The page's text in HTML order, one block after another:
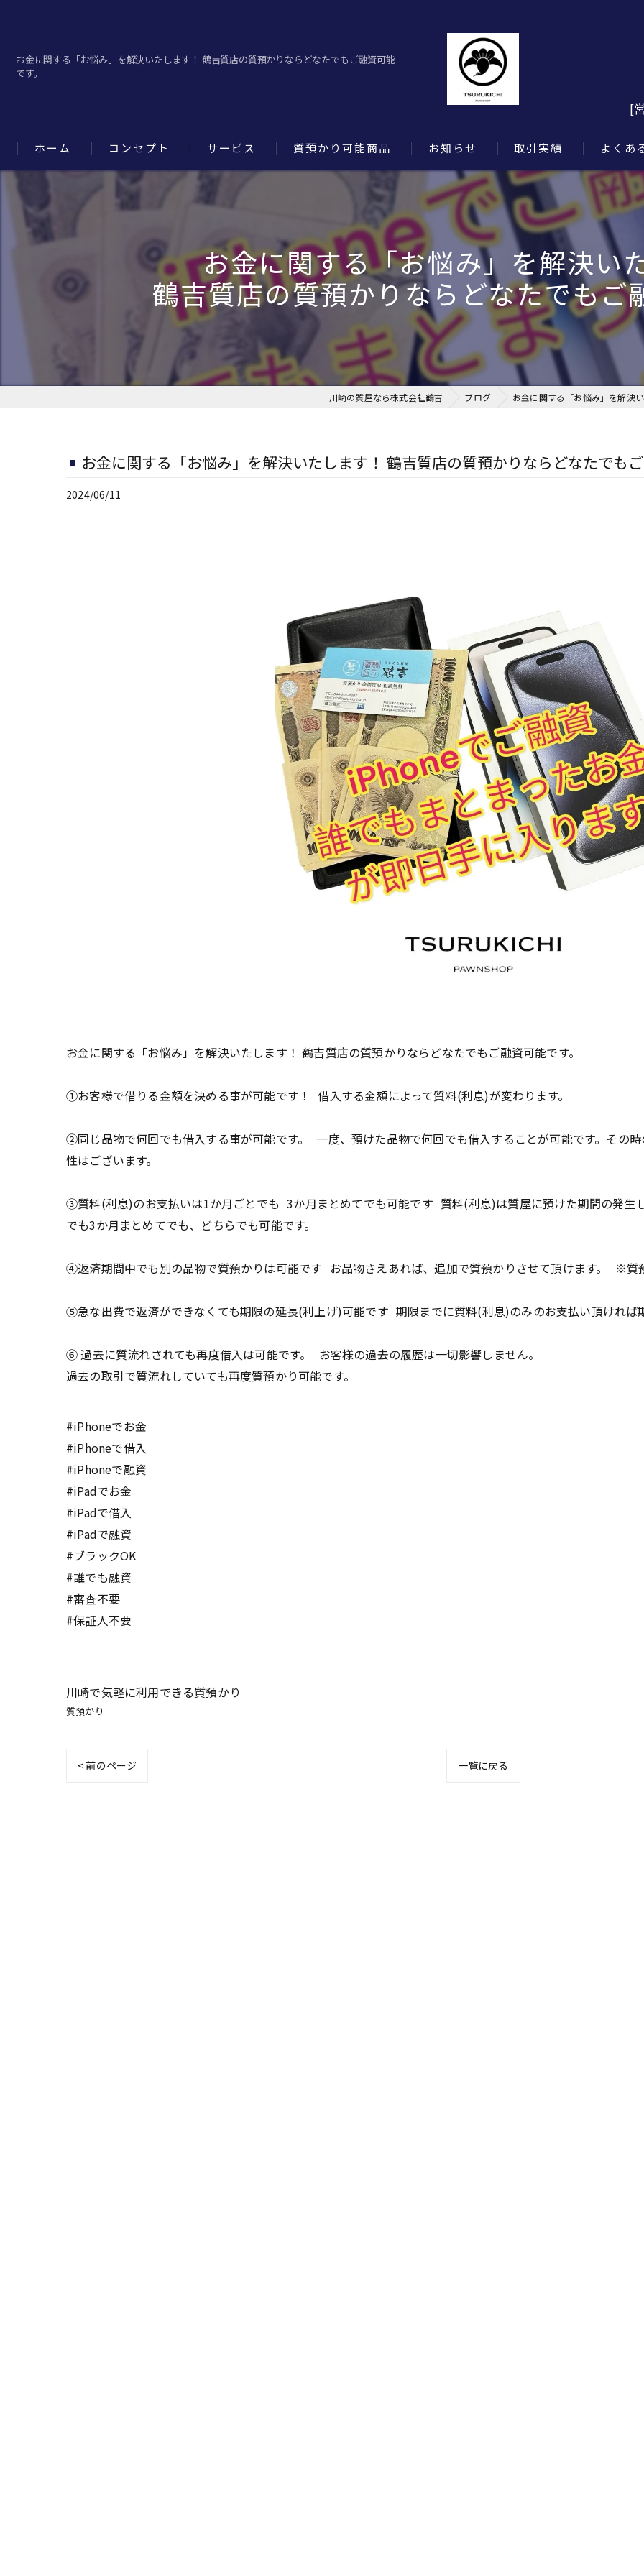
お金に関する「お悩み」を解決いたします！ 鶴吉質店の質預かりならどなたでもご融資可能
です。
[
ホーム コンセプト サービス 質預かり可能商品 お知らせ 取引実績 よくあ
お金に関する「お悩み」を解決い
鶴吉質店の質預かりならどなたでもご
川崎の質屋なら株式会社鶴吉 ブログ お金に関する「お悩み」を解決
お金に関する「お悩み」を解決いたします！ 鶴吉質店の質預かりならどなたでもご
2024/06/11
お金に関する「お悩み」を解決いたします！ 鶴吉質店の質預かりならどなたでもご融資可能です。
①お客様で借りる金額を決める事が可能です！ 借入する金額によって質料(利息)が変わります。
②同じ品物で何回でも借入する事が可能です。 一度、預けた品物で何回でも借入することが可能です。その
性はございます。
③質料(利息)のお支払いは1か月ごとでも 3か月まとめてでも可能です 質料(利息)は質屋に預けた期間の発生
でも3か月まとめてでも、どちらでも可能です。
④返済期間中でも別の品物で質預かりは可能です お品物さえあれば、追加で質預かりさせて頂けます。 ※質
⑤急な出費で返済ができなくても期限の延長(利上げ)可能です 期限までに質料(利息)のみのお支払い頂ければ
⑥ 過去に質流れされても再度借入は可能です。 お客様の過去の履歴は一切影響しません。
過去の取引で質流れしていても再度質預かり可能です。
#iPhoneでお金
#iPhoneで借入
#iPhoneで融資
#iPadでお金
#iPadで借入
#iPadで融資
#ブラックOK
#誰でも融資
#審査不要
#保証人不要
川崎で気軽に利用できる質預かり
質預かり
< 前のページ 一覧に戻る